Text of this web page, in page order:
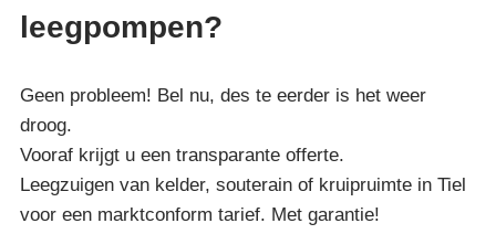
leegpompen?
Geen probleem! Bel nu, des te eerder is het weer
droog.
Vooraf krijgt u een transparante offerte.
Leegzuigen van kelder, souterain of kruipruimte in Tiel
voor een marktconform tarief. Met garantie!